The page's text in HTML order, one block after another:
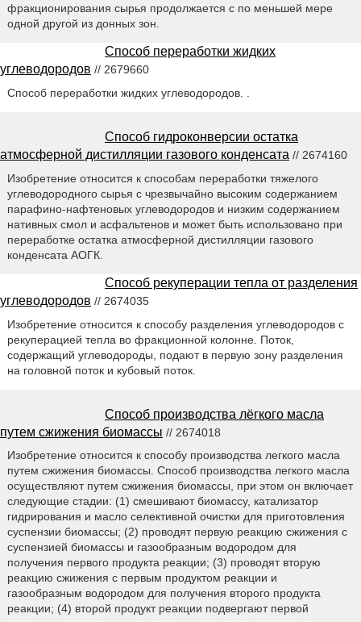
фракционирования сырья продолжается с по меньшей мере
одной другой из донных зон.
Способ переработки жидких
углеводородов // 2679660
Способ переработки жидких углеводородов. .
Способ гидроконверсии остатка
атмосферной дистилляции газового конденсата // 2674160
Изобретение относится к способам переработки тяжелого
углеводородного сырья с чрезвычайно высоким содержанием
парафино-нафтеновых углеводородов и низким содержанием
нативных смол и асфальтенов и может быть использовано при
переработке остатка атмосферной дистилляции газового
конденсата АОГК.
Способ рекуперации тепла от разделения
углеводородов // 2674035
Изобретение относится к способу разделения углеводородов с
рекуперацией тепла во фракционной колонне. Поток,
содержащий углеводороды, подают в первую зону разделения
на головной поток и кубовый поток.
Способ производства лёгкого масла
путем сжижения биомассы // 2674018
Изобретение относится к способу производства легкого масла
путем сжижения биомассы. Способ производства легкого масла
осуществляют путем сжижения биомассы, при этом он включает
следующие стадии: (1) смешивают биомассу, катализатор
гидрирования и масло селективной очистки для приготовления
суспензии биомассы; (2) проводят первую реакцию сжижения с
суспензией биомассы и газообразным водородом для
получения первого продукта реакции; (3) проводят вторую
реакцию сжижения с первым продуктом реакции и
газообразным водородом для получения второго продукта
реакции; (4) второй продукт реакции подвергают первой